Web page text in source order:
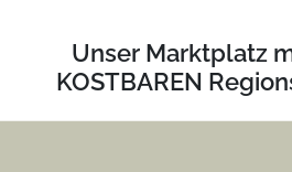
Unser Marktplatz
KOSTBAREN